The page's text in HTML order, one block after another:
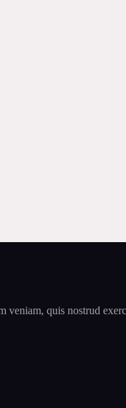
veniam, quis nostrud